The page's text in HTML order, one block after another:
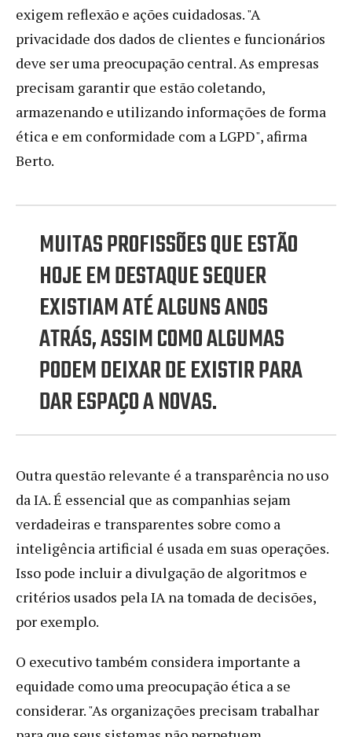
exigem reflexão e ações cuidadosas. "A
privacidade dos dados de clientes e funcionários
deve ser uma preocupação central. As empresas
precisam garantir que estão coletando,
armazenando e utilizando informações de forma
ética e em conformidade com a LGPD", afirma
Berto.
MUITAS PROFISSÕES QUE ESTÃO
HOJE EM DESTAQUE SEQUER
EXISTIAM ATÉ ALGUNS ANOS
ATRÁS, ASSIM COMO ALGUMAS
PODEM DEIXAR DE EXISTIR PARA
DAR ESPAÇO A NOVAS.
Outra questão relevante é a transparência no uso
da IA. É essencial que as companhias sejam
verdadeiras e transparentes sobre como a
inteligência artificial é usada em suas operações.
Isso pode incluir a divulgação de algoritmos e
critérios usados pela IA na tomada de decisões,
por exemplo.
O executivo também considera importante a
equidade como uma preocupação ética a se
considerar. "As organizações precisam trabalhar